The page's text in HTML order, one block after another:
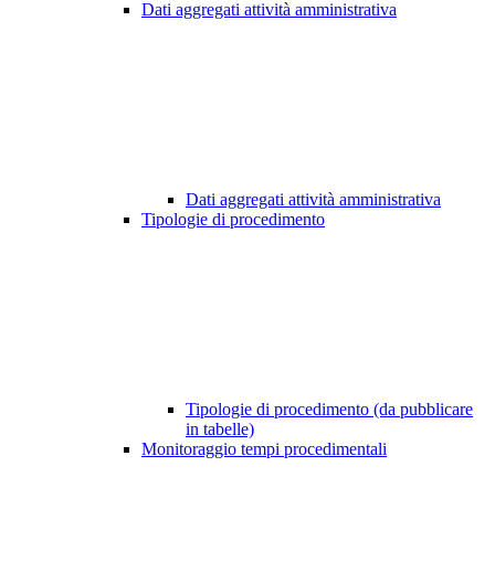
Dati aggregati attività amministrativa
Dati aggregati attività amministrativa
Tipologie di procedimento
Tipologie di procedimento (da pubblicare
in tabelle)
Monitoraggio tempi procedimentali